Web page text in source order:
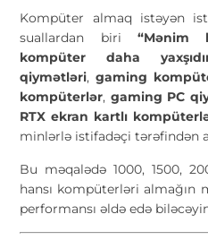
Kompüter almaq istəyən
suallardan biri “Mənim
kompüter daha
qiymətləri,gaming
kompüterlər, gaming PC
RTX ekran kartlı
minlərlə istifadəçi tərəfindən
Bu məqalədə 1000, 1500,
hansı kompüterləri almağın
performansı əldə edə